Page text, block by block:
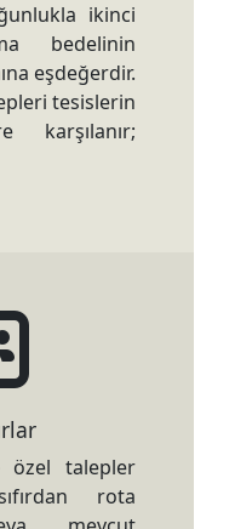
ikinci
bedelinin
eşdeğerdir.
tesislerin
karşılanır;
özel talepler
rota